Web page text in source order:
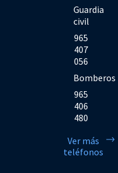
Guardia
civil
965
407
056
Bomberos
965
406
480
Ver más
teléfonos